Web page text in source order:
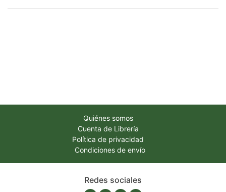
Quiénes somos
Cuenta de Librería
Política de privacidad
Condiciones de envío
Redes sociales